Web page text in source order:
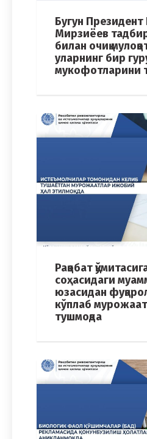
Бугун
Мирзиёев
билан очиқ
уларнинг бир
мукофотларини
Рақобат
соҳасидаги
юзасидан
кўплаб
тушмоқда